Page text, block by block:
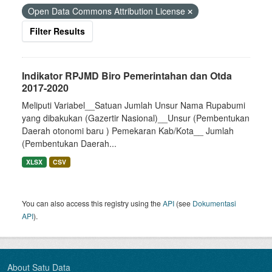
Open Data Commons Attribution License
Filter Results
Indikator RPJMD Biro Pemerintahan dan Otda
2017-2020
Meliputi Variabel__Satuan Jumlah Unsur Nama Rupabumi
yang dibakukan (Gazertir Nasional)__Unsur (Pembentukan
Daerah otonomi baru ) Pemekaran Kab/Kota__ Jumlah
(Pembentukan Daerah...
XLSX CSV
You can also access this registry using theAPI (see Dokumentasi
API).
About Satu Data